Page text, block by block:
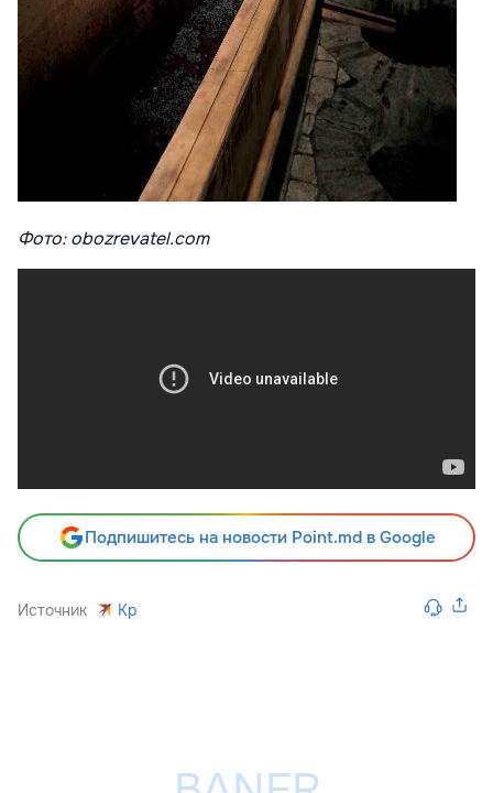
Фото: obozrevatel.com
Подпишитесь на новости Point.md в Google
Источник Kp